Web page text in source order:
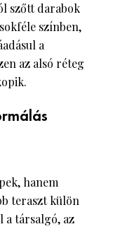
szőtt darabok
színben,
a
az alsó réteg
hanem
teraszt külön
a társalgó, az